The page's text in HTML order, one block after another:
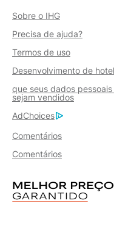
Sobre o IHG
Precisa de ajuda?
Termos de uso
Desenvolvimento de hotel
que seus dados pessoais
sejam vendidos
AdChoices
Comentários
Comentários